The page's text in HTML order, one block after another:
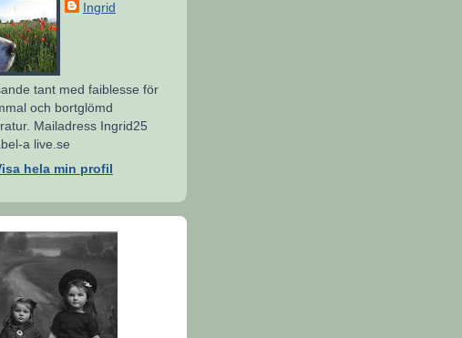
Ingrid
tant med faiblesse för
och bortglömd
Mailadress Ingrid25
a live.se
hela min profil